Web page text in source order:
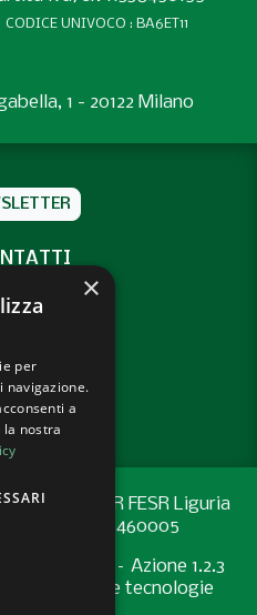
CODICE UNIVOCO : BA6ET11
1 - 20122 Milano
POLICY
POLICY
del PR FESR Liguria
G44E24001460005
2021-2027 – Azione 1.2.3
di pratiche e tecnologie
×
per
navigazione.
a
nostra